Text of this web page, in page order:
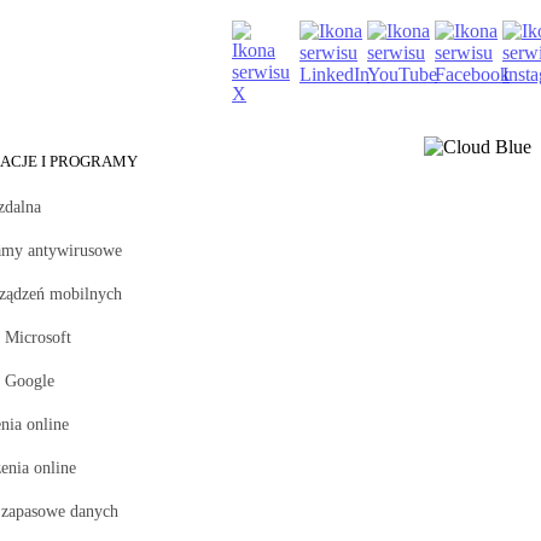
I PROGRAMY
antywirusowe
mobilnych
Microsoft
Google
online
online
danych